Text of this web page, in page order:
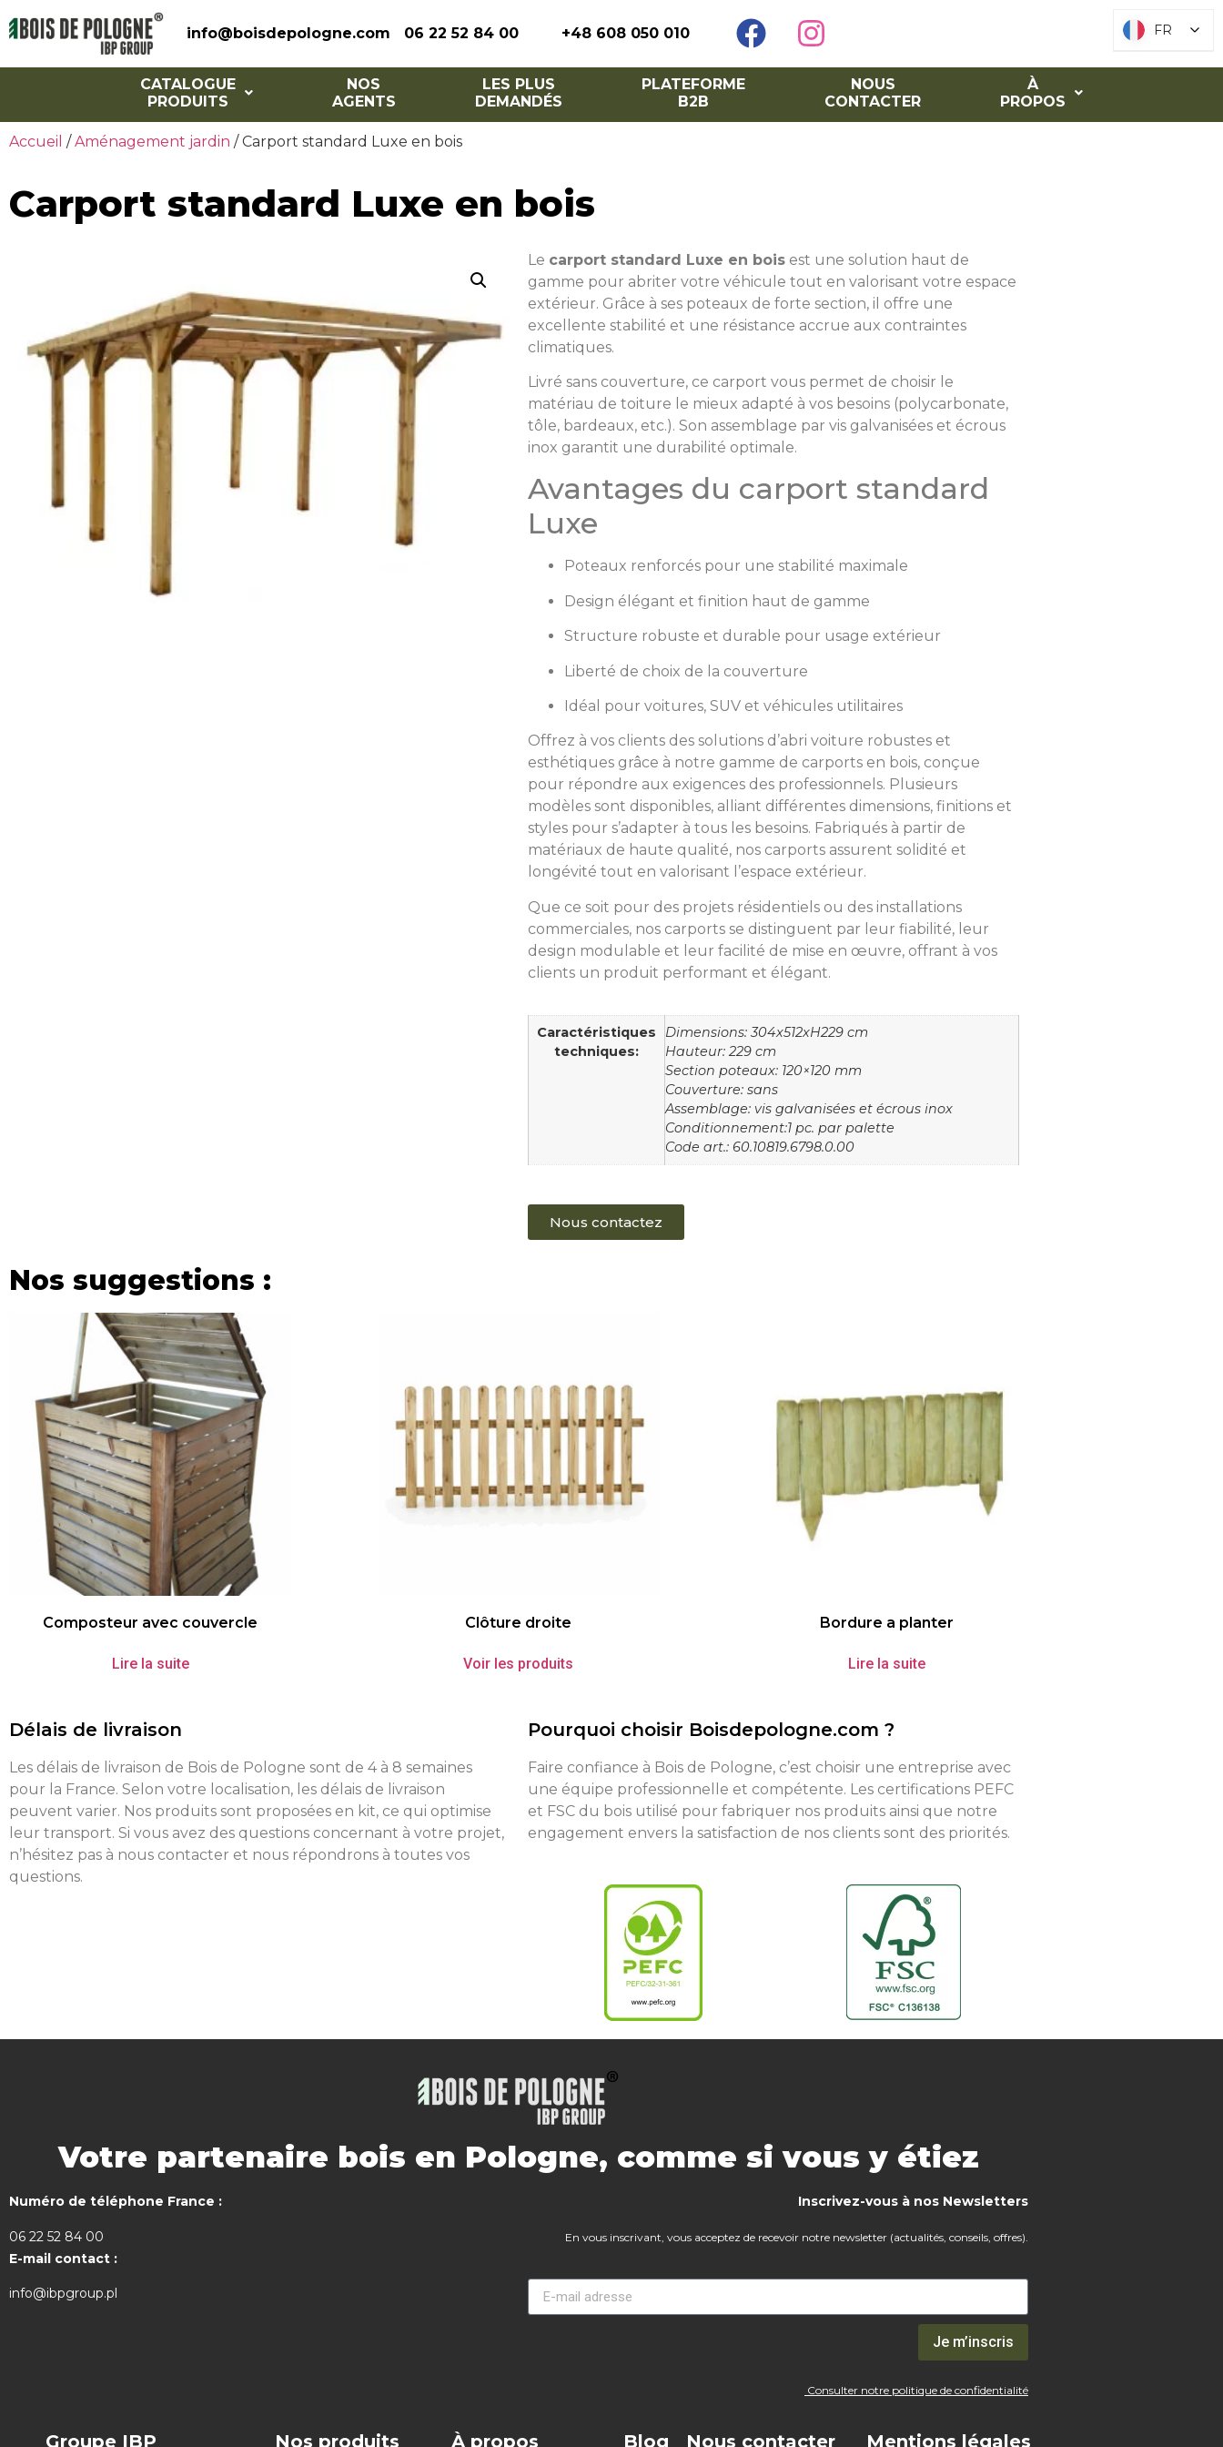
info@boisdepologne.com 06 22 52 84 00 +48 608 050 010
CATALOGUE
PRODUITS
NOS
AGENTS
LES PLUS
DEMANDÉS
PLATEFORME
B2B
NOUS
CONTACTER
À
PROPOS
Accueil /Aménagement jardin / Carport standard Luxe en bois
Carport standard Luxe en bois
Le carport standard Luxe en bois est une solution haut de
gamme pour abriter votre véhicule tout en valorisant votre espace
extérieur. Grâce à ses poteaux de forte section, il offre une
excellente stabilité et une résistance accrue aux contraintes
climatiques.
Livré sans couverture, ce carport vous permet de choisir le
matériau de toiture le mieux adapté à vos besoins (polycarbonate,
tôle, bardeaux, etc.). Son assemblage par vis galvanisées et écrous
inox garantit une durabilité optimale.
Avantages du carport standard
Luxe
Poteaux renforcés pour une stabilité maximale
Design élégant et finition haut de gamme
Structure robuste et durable pour usage extérieur
Liberté de choix de la couverture
Idéal pour voitures, SUV et véhicules utilitaires
Offrez à vos clients des solutions d’abri voiture robustes et
esthétiques grâce à notre gamme de carports en bois, conçue
pour répondre aux exigences des professionnels. Plusieurs
modèles sont disponibles, alliant différentes dimensions, finitions et
styles pour s’adapter à tous les besoins. Fabriqués à partir de
matériaux de haute qualité, nos carports assurent solidité et
longévité tout en valorisant l’espace extérieur.
Que ce soit pour des projets résidentiels ou des installations
commerciales, nos carports se distinguent par leur fiabilité, leur
design modulable et leur facilité de mise en œuvre, offrant à vos
clients un produit performant et élégant.
Caractéristiques
techniques:
Dimensions: 304x512xH229 cm
Hauteur: 229 cm
Section poteaux: 120×120 mm
Couverture: sans
Assemblage: vis galvanisées et écrous inox
Conditionnement:1 pc. par palette
Code art.: 60.10819.6798.0.00
Nous contactez
Nos suggestions :
Composteur avec couvercle
Lire la suite
Clôture droite
Voir les produits
Bordure a planter
Lire la suite
Délais de livraison
Les délais de livraison de Bois de Pologne sont de 4 à 8 semaines
pour la France. Selon votre localisation, les délais de livraison
peuvent varier. Nos produits sont proposées en kit, ce qui optimise
leur transport. Si vous avez des questions concernant à votre projet,
n’hésitez pas à nous contacter et nous répondrons à toutes vos
questions.
Pourquoi choisir Boisdepologne.com ?
Faire confiance à Bois de Pologne, c’est choisir une entreprise avec
une équipe professionnelle et compétente. Les certifications PEFC
et FSC du bois utilisé pour fabriquer nos produits ainsi que notre
engagement envers la satisfaction de nos clients sont des priorités.
Votre partenaire bois en Pologne, comme si vous y étiez
Numéro de téléphone France :
06 22 52 84 00
E-mail contact :
info@ibpgroup.pl
Inscrivez-vous à nos Newsletters
En vous inscrivant, vous acceptez de recevoir notre newsletter (actualités, conseils, offres).
Je m’inscris
Consulter notre politique de confidentialité
Groupe IBP Nos produits À propos Blog Nous contacter Mentions légales
FR
FR